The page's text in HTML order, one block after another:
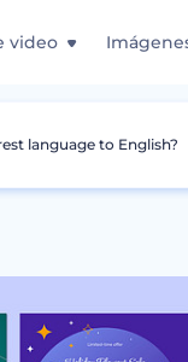
video
Kit de
language to English?